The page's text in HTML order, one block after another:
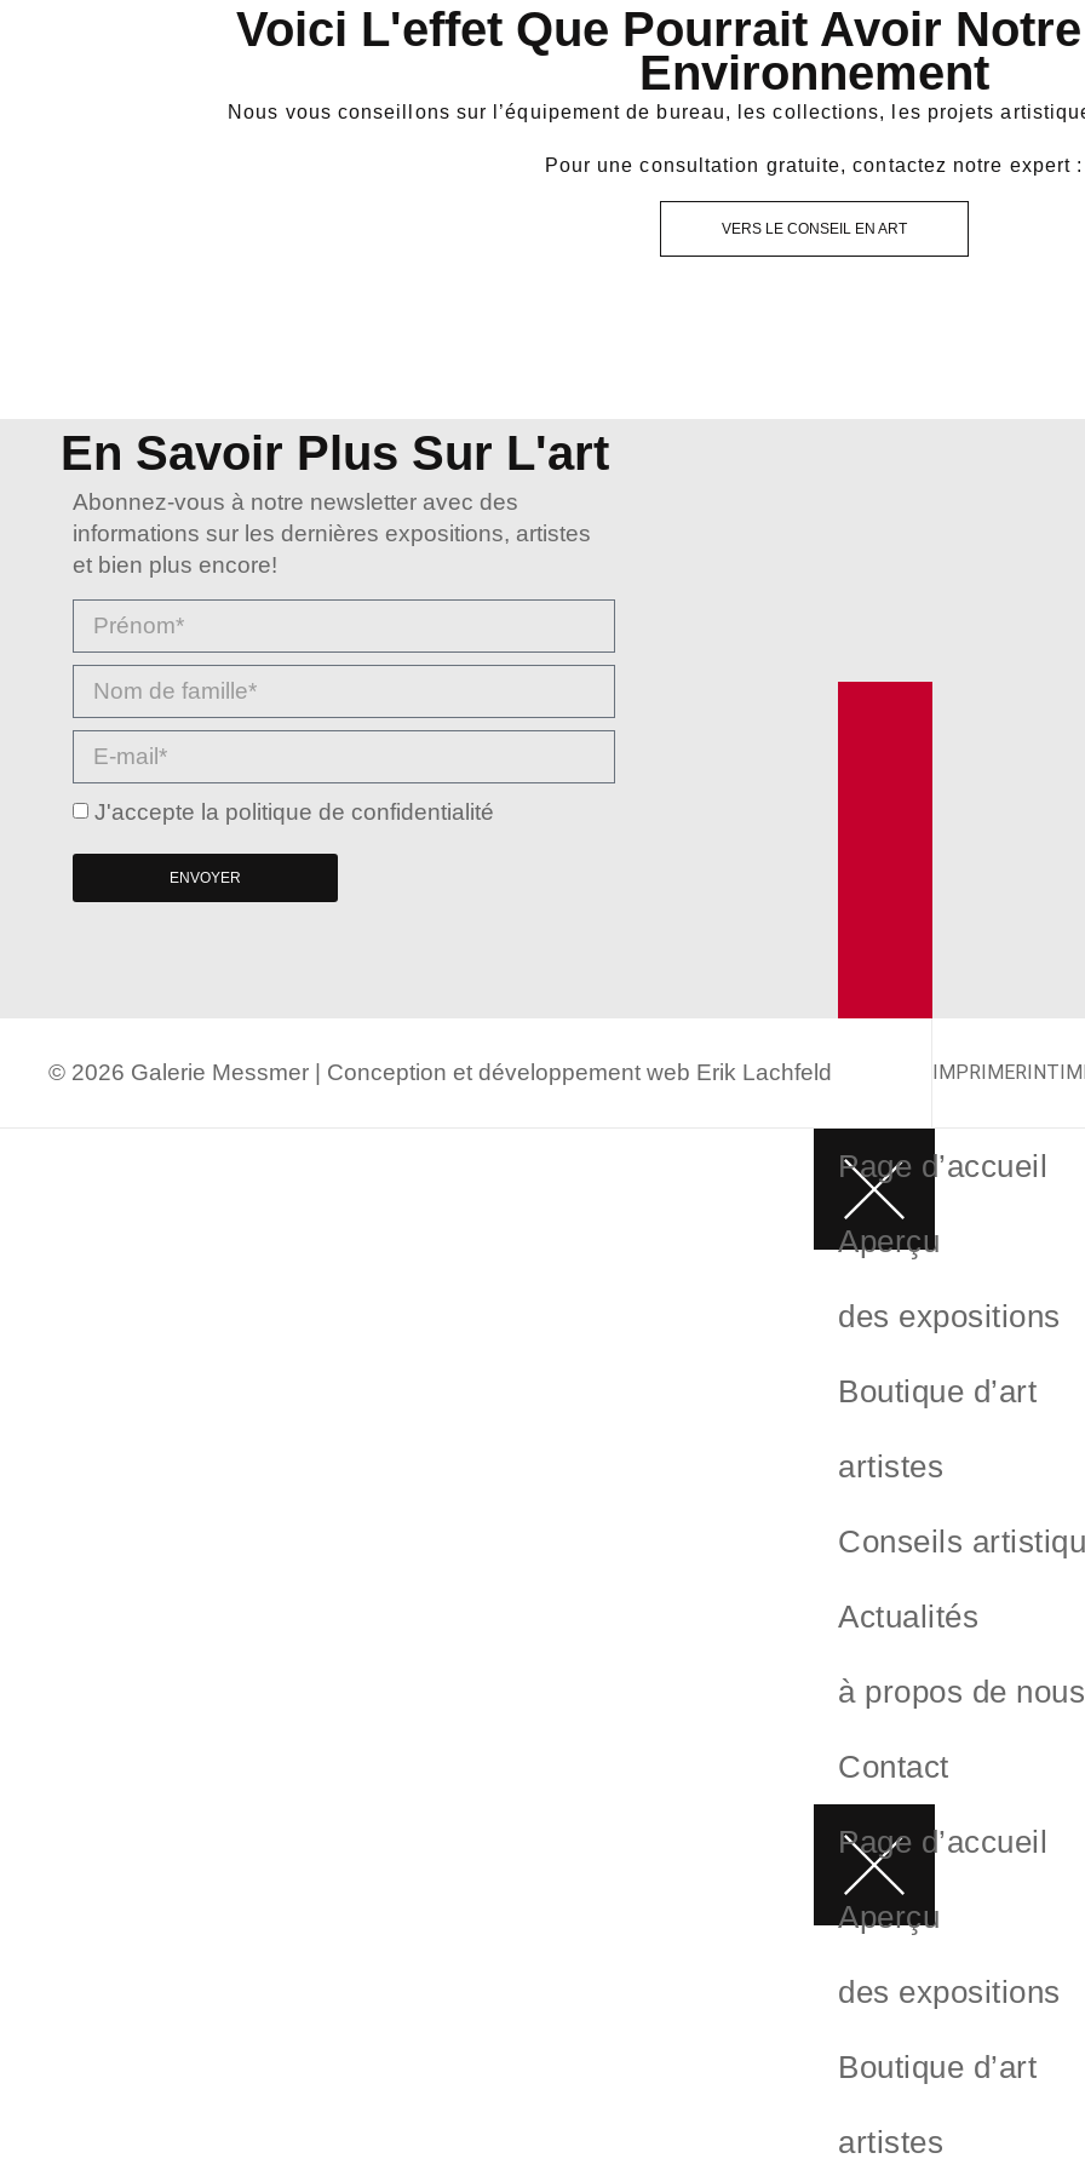
Voici L'effet Que Pourrait Avoir
Environnement
Nous vous conseillons sur l’équipement de bureau, les collections, les projets
Pour une consultation gratuite, contactez notre expert :
VERS LE CONSEIL EN ART
En Savoir Plus Sur L'art
Abonnez-vous à notre newsletter avec des
informations sur les dernières expositions, artistes
et bien plus encore!
J'accepte la politique de confidentialité
ENVOYER
© 2026 Galerie Messmer | Conception et développement web Erik Lachfeld IMPRIMER
Page d’accueil
Aperçu
des expositions
Boutique d’art
artistes
Conseils
Actualités
à propos de nous
Contact
Page d’accueil
Aperçu
des expositions
Boutique d’art
artistes